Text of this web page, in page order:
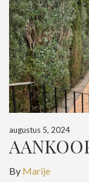
augustus 5, 2024
By Marije